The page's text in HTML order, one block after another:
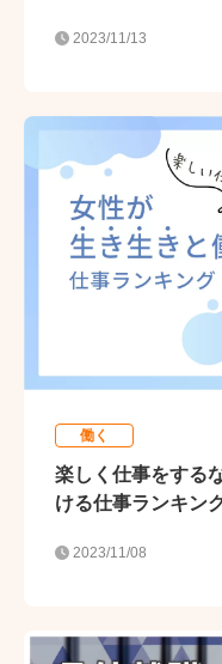
2023/11/13
働く
楽しく仕事をする
ける仕事ランキン
2023/11/08